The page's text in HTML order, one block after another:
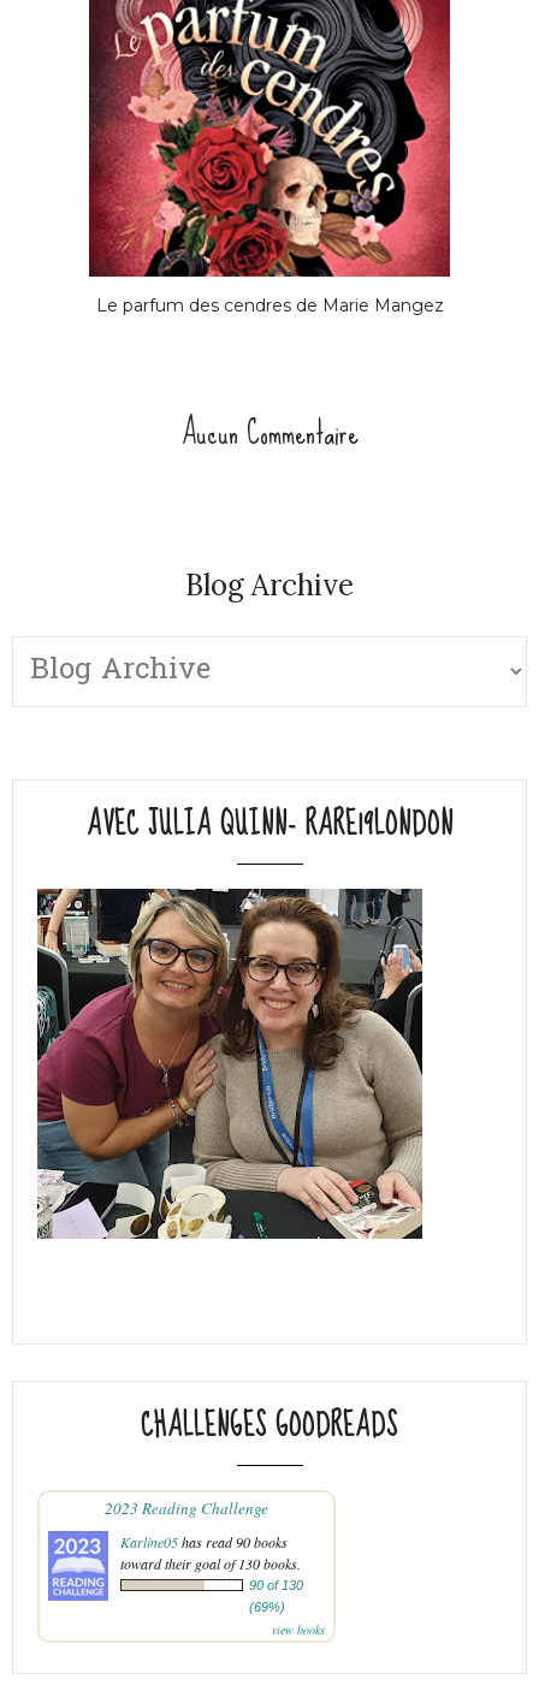
Le parfum des cendres de Marie Mangez
Aucun Commentaire
Blog Archive
AVEC JULIA QUINN- RARE19LONDON
CHALLENGES GOODREADS
2023 Reading Challenge
Karline05has read 90 books
toward their goal of 130 books.
90 of 130
(69%)
view books